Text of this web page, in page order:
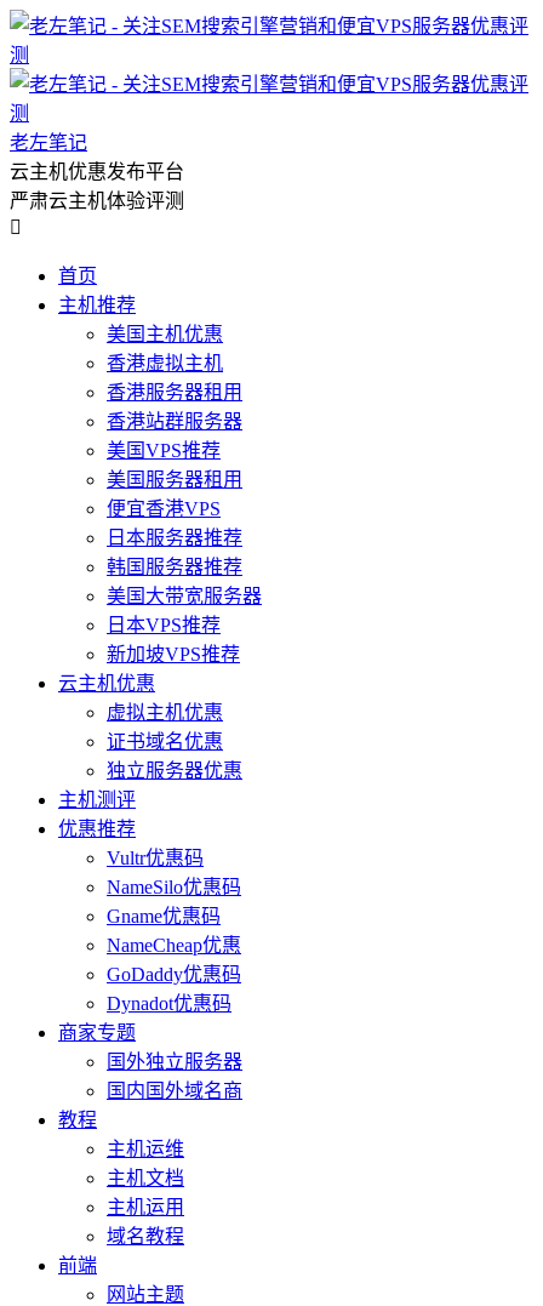
老左笔记
云主机优惠发布平台
严肃云主机体验评测

首页
主机推荐
美国主机优惠
香港虚拟主机
香港服务器租用
香港站群服务器
美国VPS推荐
美国服务器租用
便宜香港VPS
日本服务器推荐
韩国服务器推荐
美国大带宽服务器
日本VPS推荐
新加坡VPS推荐
云主机优惠
虚拟主机优惠
证书域名优惠
独立服务器优惠
主机测评
优惠推荐
Vultr优惠码
NameSilo优惠码
Gname优惠码
NameCheap优惠
GoDaddy优惠码
Dynadot优惠码
商家专题
国外独立服务器
国内国外域名商
教程
主机运维
主机文档
主机运用
域名教程
前端
网站主题